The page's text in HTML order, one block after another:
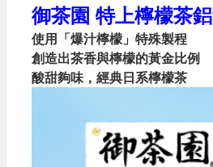
御茶園 特上檸檬茶
使用「爆汁檸檬」特殊製程
創造出茶香與檸檬的黃金比例
酸甜夠味，經典日系檸檬茶